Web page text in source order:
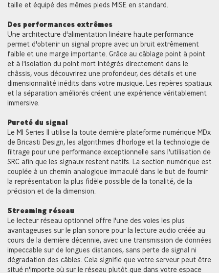
taille et équipé des mêmes pieds M1SE en standard.
Des performances extrêmes
Une architecture d'alimentation linéaire haute performance
permet d'obtenir un signal propre avec un bruit extrêmement
faible et une marge importante. Grâce au câblage point à point
et à l'isolation du point mort intégrés directement dans le
châssis, vous découvrirez une profondeur, des détails et une
dimensionnalité inédits dans votre musique. Les repères spatiaux
et la séparation améliorés créent une expérience véritablement
immersive.
Pureté du signal
Le M1 Series II utilise la toute dernière plateforme numérique MDx
de Bricasti Design, les algorithmes d'horloge et la technologie de
filtrage pour une performance exceptionnelle sans l'utilisation de
SRC afin que les signaux restent natifs. La section numérique est
couplée à un chemin analogique immaculé dans le but de fournir
la représentation la plus fidèle possible de la tonalité, de la
précision et de la dimension.
Streaming réseau
Le lecteur réseau optionnel offre l'une des voies les plus
avantageuses sur le plan sonore pour la lecture audio créée au
cours de la dernière décennie, avec une transmission de données
impeccable sur de longues distances, sans perte de signal ni
dégradation des câbles. Cela signifie que votre serveur peut être
situé n'importe où sur le réseau plutôt que dans votre espace